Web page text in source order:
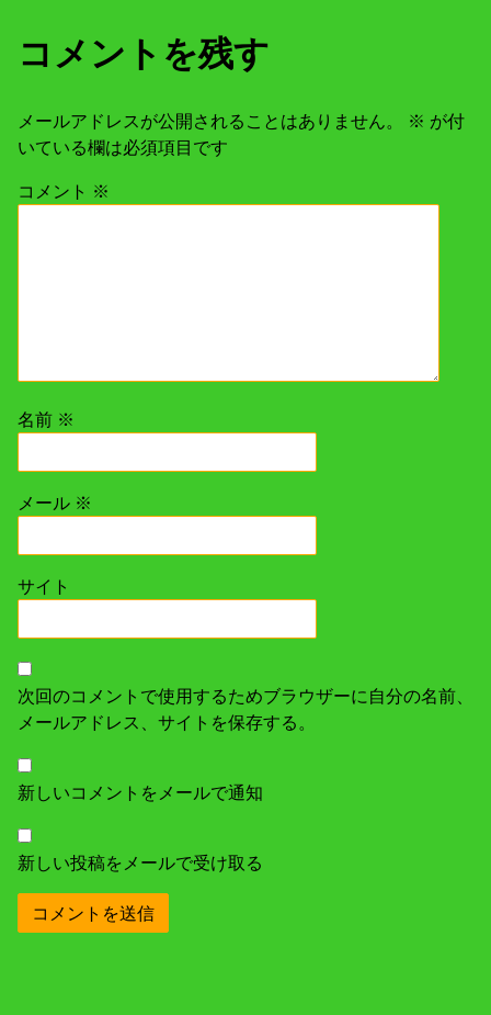
ビ
ゲ
ー
シ
コメントを残す
メールアドレスが公開されることはありません。 ※ が付
いている欄は必須項目です
コメント ※
名前 ※
メール ※
サイト
次回のコメントで使用するためブラウザーに自分の名前、
メールアドレス、サイトを保存する。
新しいコメントをメールで通知
新しい投稿をメールで受け取る